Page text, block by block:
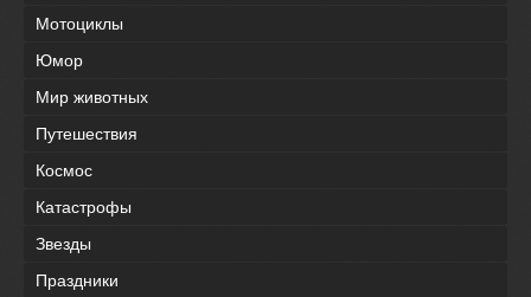
Мотоциклы
Юмор
Мир животных
Путешествия
Космос
Катастрофы
Звезды
Праздники